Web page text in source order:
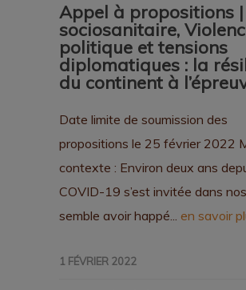
Appel à propositions
sociosanitaire,
politique et tensions
diplomatiques : la
du continent à
Date limite de soumission des
propositions le 25 février 2022
contexte : Environ deux ans
COVID-19 s’est invitée dans
semble avoir happé... en savoir
1 FÉVRIER 2022